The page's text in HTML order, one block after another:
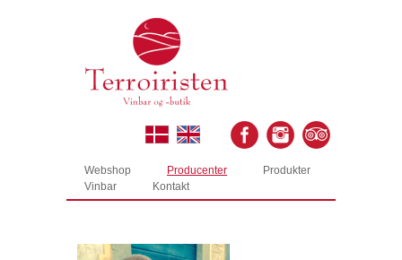
Webshop Producenter
Produkter
Vinbar
Kontakt